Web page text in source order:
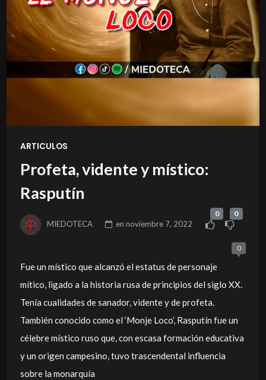
ARTICULOS
Profeta, vidente y místico:
Rasputín
MIEDOTECA ennoviembre 7, 2022
0 0
0
Fue un místico que alcanzó el estatus de personaje
mítico, ligado a la historia rusa de principios del siglo XX.
Tenía cualidades de sanador, vidente y de profeta.
También conocido como el ‘Monje Loco’, Rasputín fue un
célebre místico ruso que, con escasa formación educativa
y un origen campesino, tuvo trascendental influencia
sobre la monarquía